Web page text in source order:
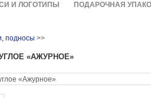
И ЛОГОТИПЫ ПОДАРОЧНАЯ
подносы >>
«АЖУРНОЕ»